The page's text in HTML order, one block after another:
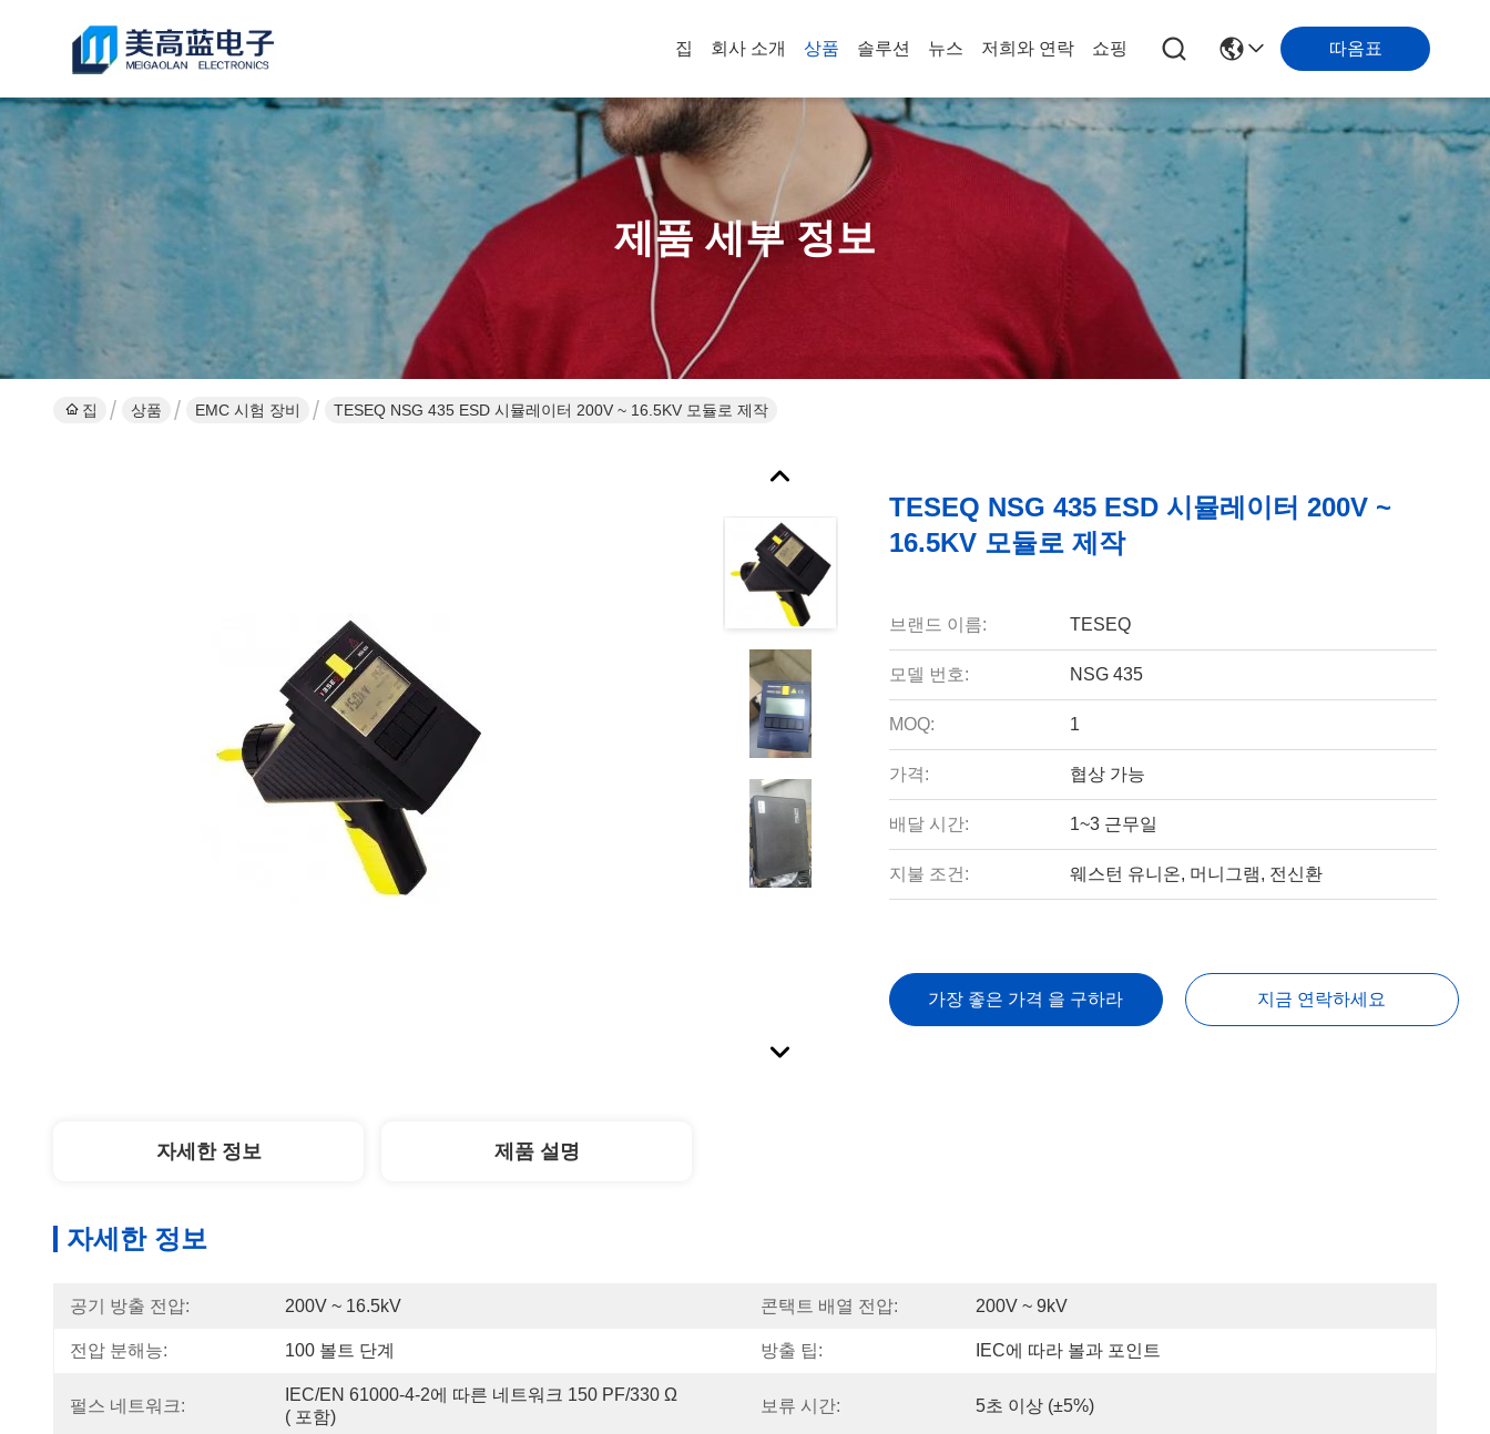
집 회사 소개 상품 솔루션 뉴스 저희와 연락 쇼핑 따옴표
제품 세부 정보
집 상품 EMC 시험 장비 TESEQ NSG 435 ESD 시뮬레이터 200V ~ 16.5KV 모듈로 제작
TESEQ NSG 435 ESD 시뮬레이터 200V ~
16.5KV 모듈로 제작
브랜드 이름: TESEQ
모델 번호: NSG 435
MOQ: 1
가격: 협상 가능
배달 시간: 1~3 근무일
지불 조건: 웨스턴 유니온, 머니그램, 전신환
가장 좋은 가격 을 구하라 지금 연락하세요
자세한 정보 제품 설명
자세한 정보
공기 방출 전압: 200V ~ 16.5kV 콘택트 배열 전압: 200V ~ 9kV
전압 분해능: 100 볼트 단계 방출 팁: IEC에 따라 볼과 포인트
펄스 네트워크:
IEC/EN 61000-4-2에 따른 네트워크 150 PF/330 Ω
( 포함)
보류 시간: 5초 이상 (±5%)